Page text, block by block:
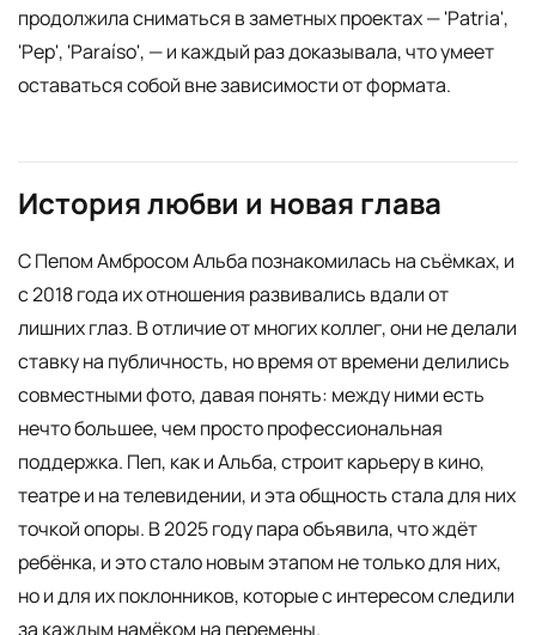
продолжила сниматься в заметных проектах — 'Patria',
'Pep', 'Paraíso', — и каждый раз доказывала, что умеет
оставаться собой вне зависимости от формата.
История любви и новая глава
С Пепом Амбросом Альба познакомилась на съёмках, и
с 2018 года их отношения развивались вдали от
лишних глаз. В отличие от многих коллег, они не делали
ставку на публичность, но время от времени делились
совместными фото, давая понять: между ними есть
нечто большее, чем просто профессиональная
поддержка. Пеп, как и Альба, строит карьеру в кино,
театре и на телевидении, и эта общность стала для них
точкой опоры. В 2025 году пара объявила, что ждёт
ребёнка, и это стало новым этапом не только для них,
но и для их поклонников, которые с интересом следили
за каждым намёком на перемены.